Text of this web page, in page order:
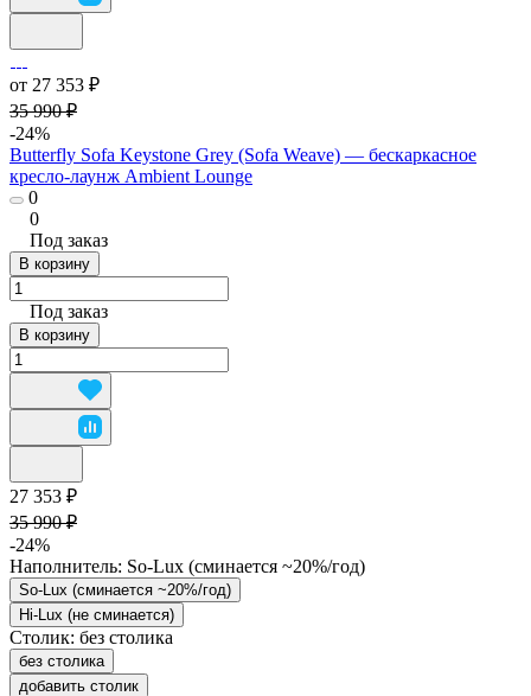
от 27 353 ₽
35 990 ₽
-24%
Butterfly Sofa Keystone Grey (Sofa Weave) — бескаркасное
кресло-лаунж Ambient Lounge
0
0
Под заказ
В корзину
Под заказ
В корзину
27 353 ₽
35 990 ₽
-24%
Наполнитель: So-Lux (cминается ~20%/год)
So-Lux (cминается ~20%/год)
Hi-Lux (не сминается)
Столик: без столика
без столика
добавить столик